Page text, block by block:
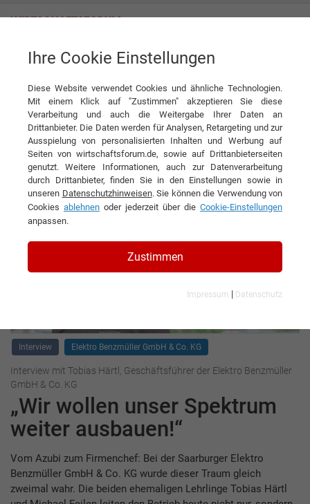
Elektro Benzmüller GmbH & Co. KG
Interviews der Elektro Benzmüller
GmbH & Co. KG
Interview Elektro Benzmüller GmbH & Co. KG
Interview mit Tobias Härtl, Geschäftsführer der Elektro Benzmüller
GmbH & Co. KG
„Wir wollen unser Spektrum
weiter ausbauen!“
Vom Azubi zum Firmenchef: Bei der Saarburger Elektro
Benzmüller GmbH & Co. KG wurde dieser Traum gleich
zweimal wahr. Die beiden ehemaligen Lehrlinge Tobias Härtl
Ihre Cookie Einstellungen
Diese Website verwendet Cookies und ähnliche Technologien.
Mit einem Klick auf "Zustimmen" akzeptieren Sie diese
Verarbeitung und auch die Weitergabe Ihrer Daten an
Drittanbieter. Die Daten werden für Analysen, Retargeting und zur
Ausspielung von personalisierten Inhalten und Werbung auf
Seiten von wirtschaftsforum.de, sowie auf Drittanbieterseiten
genutzt. Weitere Informationen, auch zur Datenverarbeitung
durch Drittanbieter, finden Sie in den Einstellungen sowie in
unseren Datenschutzhinweisen. Sie können die Verwendung von
Cookies ablehnen oder jederzeit über die Cookie-Einstellungen
anpassen.
Zustimmen
Impressum | Datenschutz